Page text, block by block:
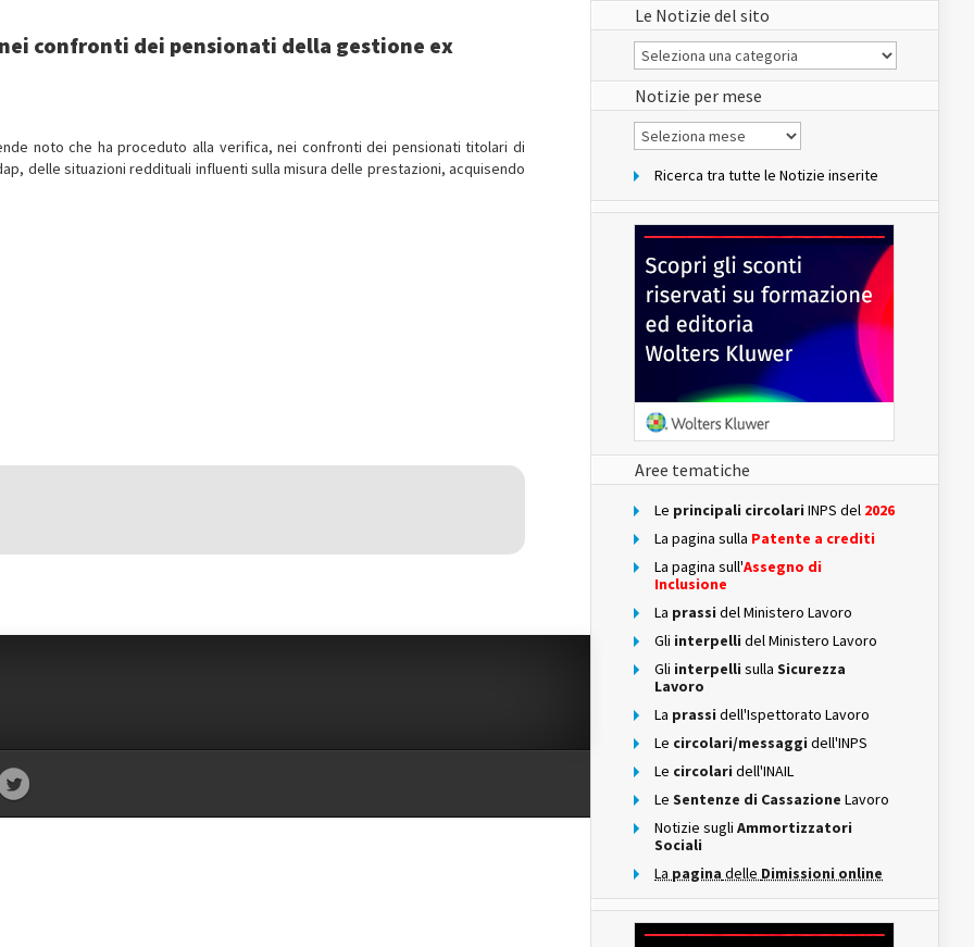
confronti dei pensionati della gestione ex
noto che ha proceduto alla verifica, nei confronti dei pensionati titolari di
delle situazioni reddituali influenti sulla misura delle prestazioni, acquisendo
Le Notizie del sito
Le
Notizie
del
sito
Notizie per mese
Notizie
per
Ricerca tra tutte le Notizie inserite
Aree tematiche
Le principali circolari INPS del 2026
La pagina sulla Patente a crediti
La pagina sull'Assegno di
Inclusione
La prassi del Ministero Lavoro
Gli interpelli del Ministero Lavoro
Gli interpelli sulla Sicurezza
Lavoro
La prassi dell'Ispettorato Lavoro
Le circolari/messaggi dell'INPS
Le circolari dell'INAIL
Le Sentenze di Cassazione Lavoro
Notizie sugli Ammortizzatori
Sociali
La pagina delle Dimissioni online